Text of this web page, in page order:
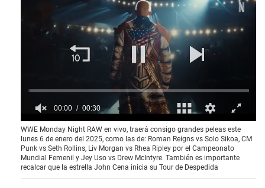
0
o
f
3
0
s
e
00:01 00:30
WWE Monday Night RAW en vivo, traerá consigo grandes peleas este
lunes 6 de enero del 2025, como las de: Roman Reigns vs Solo Sikoa, CM
Punk vs Seth Rollins, Liv Morgan vs Rhea Ripley por el Campeonato
Mundial Femenil y Jey Uso vs Drew McIntyre. También es importante
recalcar que la estrella John Cena inicia su Tour de Despedida